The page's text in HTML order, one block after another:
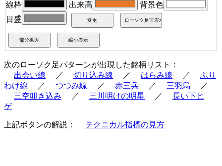
線枠
出来高
背景色
目盛
次のローソク足パターンが出現した銘柄リスト：
出会い線
／ 切り込み線 ／ はらみ線 ／
ふり
わけ線
／ つつみ線 ／ 赤三兵 ／ 三羽烏
／
三空叩き込み
／ 三川明けの明星 ／
長い下ヒ
ゲ
上記ボタンの解説： テクニカル指標の見方